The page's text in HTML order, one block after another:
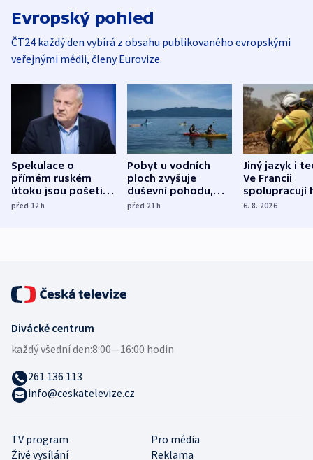
Evropský pohled
ČT24 každý den vybírá z obsahu publikovaného evropskými
veřejnými médii, členy Eurovize.
Spekulace o
přímém ruském
útoku jsou pošetilé,
míní estonský
před 12h
Pobyt u vodních
ploch zvyšuje
duševní pohodu,
ukázala
před 21h
Jiný jazyk i
Ve Francii
spolupracují
různých zemí
6. 8. 2026
TV program
Pro média
Živé vysílání
Reklama
Divácké centrum
každý všední den:8:00—16:00 hodin
261 136 113
info@ceskatelevize.cz